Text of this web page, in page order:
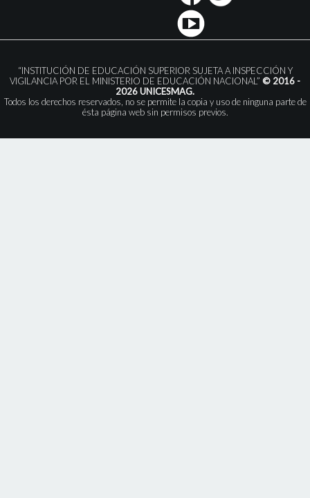
“INSTITUCIÓN DE EDUCACIÓN SUPERIOR SUJETA A INSPECCIÓN Y
VIGILANCIA POR EL MINISTERIO DE EDUCACIÓN NACIONAL” © 2016 -
2026 UNICESMAG.
Todos los derechos reservados, no se permite la copia y uso de ninguna parte de
ésta página web sin permisos previos.